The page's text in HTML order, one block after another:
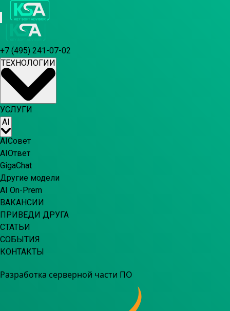
+7 (495) 241-07-02
ТЕХНОЛОГИИ
УСЛУГИ
AIСовет
AIОтвет
GigaChat
Другие модели
AI On-Prem
ВАКАНСИИ
ПРИВЕДИ ДРУГА
СТАТЬИ
СОБЫТИЯ
КОНТАКТЫ
Разработка серверной части ПО